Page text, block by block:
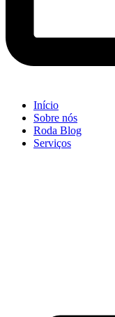
Início
Sobre nós
Roda Blog
Serviços